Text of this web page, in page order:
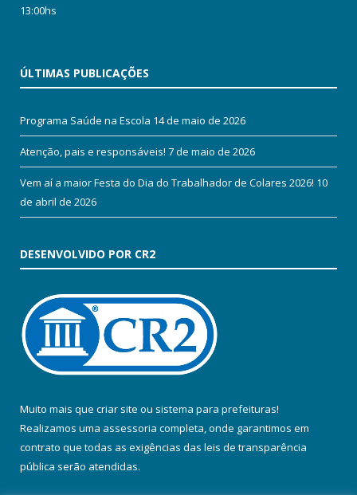
13:00hs
ÚLTIMAS PUBLICAÇÕES
Programa Saúde na Escola 14 de maio de 2026
Atenção, pais e responsáveis! 7 de maio de 2026
Vem aí a maior Festa do Dia do Trabalhador de Colares 2026! 10
de abril de 2026
DESENVOLVIDO POR CR2
Muito mais que criar site ou sistema para prefeituras!
Realizamos uma assessoria completa, onde garantimos em
contrato que todas as exigências das leis de transparência
pública serão atendidas.